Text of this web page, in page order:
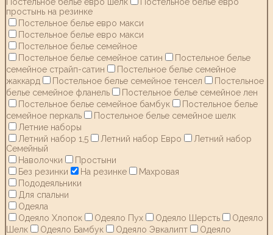
простынь на резинке
Постельное белье евро макси
Постельное белье евро макси
Постельное белье семейное
Постельное белье семейное сатин
Постельное белье
семейное страйп-сатин
Постельное белье семейное
жаккард
Постельное белье семейное тенсел
Постельное
белье семейное фланель
Постельное белье семейное лен
Постельное белье семейное бамбук
Постельное белье
семейное перкаль
Постельное белье семейное шелк
Летние наборы
Летний набор 1,5
Летний набор Евро
Летний набор
Семейный
Наволочки
Простыни
Без резинки
На резинке
Махровая
Пододеяльники
Для спальни
Одеяла
Одеяло Хлопок
Одеяло Пух Одеяло Шерсть
Одеяло
Шелк
Одеяло Бамбук Одеяло Эвкалипт
Одеяло